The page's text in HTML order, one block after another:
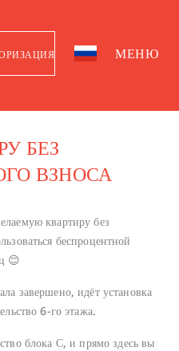
МЕНЮ
БЕЗ
ВЗНОСА
квартиру без
беспроцентной
😊
завершено, идёт установка
6-го этажа.
блока С, и прямо здесь вы